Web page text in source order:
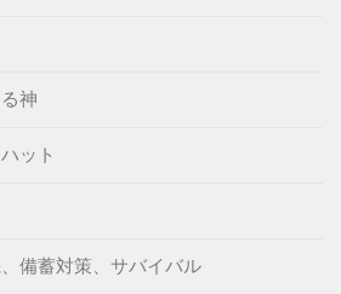
神
ット
備蓄対策、サバイバル